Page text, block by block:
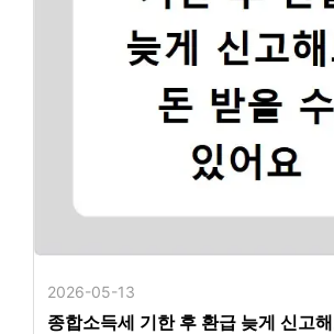
2026-05-13
종합소득세 기한 후 환급 늦게 신고